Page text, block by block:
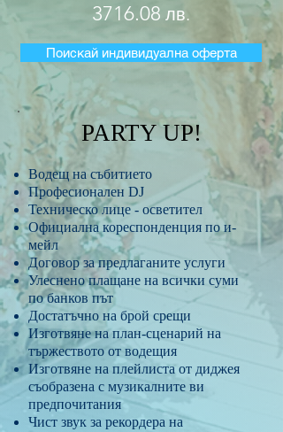
3716.08 лв.
Поискай индивидуална оферта
PARTY UP!
Водещ на събитието
Професионален DJ
Техническо лице - осветител
Официална кореспонденция по и-
мейл
Договор за предлаганите услуги
Улеснено плащане на всички суми
по банков път
Достатъчно на брой срещи
Изготвяне на план-сценарий на
тържеството от водещия
Изготвяне на плейлиста от диджея
съобразена с музикалните ви
предпочитания
Чист звук за рекордера на